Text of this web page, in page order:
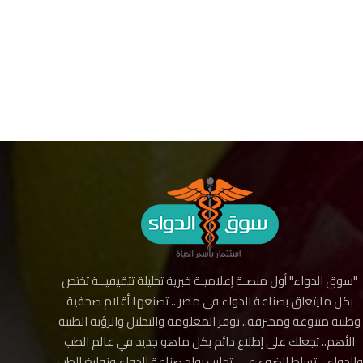
"سوق الدواء" أول منصـة إعلاميـة خبرية تحليلة تثقيفيــة تختص
بكل مايتعلق بصناعة الدواء في مصر .. تصنعها أقلام صحفية
وطبية متنوعة ومحترفة.. توفر المعلومة والتحليل والرؤية الطبية
الأهم.. تجعلك على إطلاع دائم بكل ماهو جديد في عالم الطب